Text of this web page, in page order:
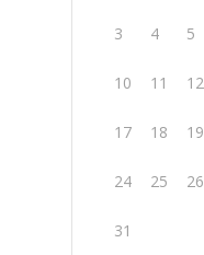
3 4 5
10 11 12
17 18 19
24 25 26
31